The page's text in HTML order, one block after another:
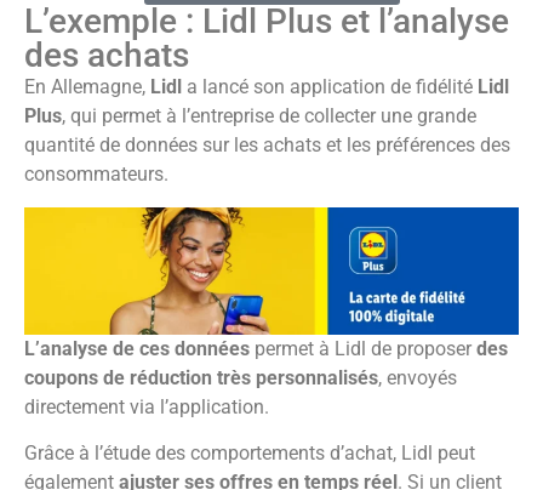
L’exemple : Lidl Plus et l’analyse
des achats
En Allemagne, Lidl a lancé son application de fidélité Lidl
Plus, qui permet à l’entreprise de collecter une grande
quantité de données sur les achats et les préférences des
consommateurs.
L’analyse de ces données permet à Lidl de proposer des
coupons de réduction très personnalisés, envoyés
directement via l’application.
Grâce à l’étude des comportements d’achat, Lidl peut
également ajuster ses offres en temps réel . Si un client